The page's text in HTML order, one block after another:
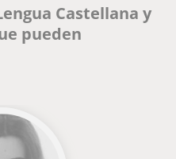
Castellana y
pueden